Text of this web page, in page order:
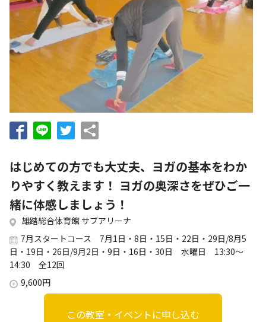
はじめての方でも大丈夫、ヨガの基本をわか
りやすく教えます！ ヨガの奥深さをぜひご一
緒に体感しましょう！
雄踏総合体育館 サブアリーナ
7月スタートコース 7月1日・8日・15日・22日・29日/8月5
日・19日・26日/9月2日・9日・16日・30日 水曜日 13:30～
14:30 全12回
9,600円
この教室・イベントに申し込む